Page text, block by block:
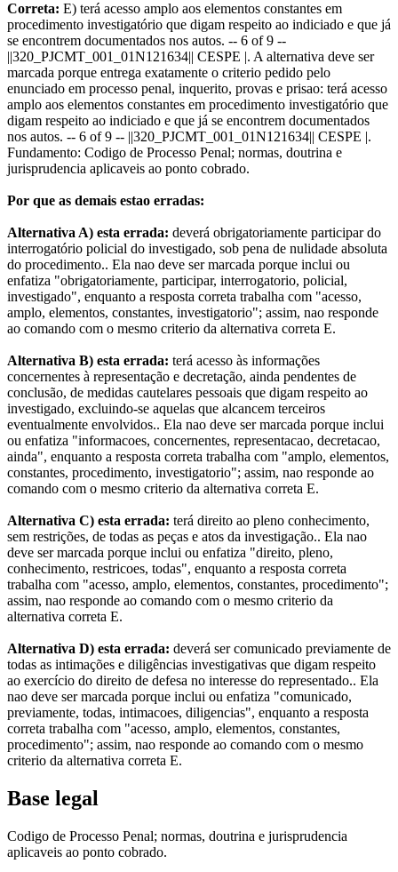
Correta: E) terá acesso amplo aos elementos constantes em
procedimento investigatório que digam respeito ao indiciado e que já
se encontrem documentados nos autos. -- 6 of 9 --
||320_PJCMT_001_01N121634|| CESPE |. A alternativa deve ser
marcada porque entrega exatamente o criterio pedido pelo
enunciado em processo penal, inquerito, provas e prisao: terá acesso
amplo aos elementos constantes em procedimento investigatório que
digam respeito ao indiciado e que já se encontrem documentados
nos autos. -- 6 of 9 -- ||320_PJCMT_001_01N121634|| CESPE |.
Fundamento: Codigo de Processo Penal; normas, doutrina e
jurisprudencia aplicaveis ao ponto cobrado.
Por que as demais estao erradas:
Alternativa A) esta errada: deverá obrigatoriamente participar do
interrogatório policial do investigado, sob pena de nulidade absoluta
do procedimento.. Ela nao deve ser marcada porque inclui ou
enfatiza "obrigatoriamente, participar, interrogatorio, policial,
investigado", enquanto a resposta correta trabalha com "acesso,
amplo, elementos, constantes, investigatorio"; assim, nao responde
ao comando com o mesmo criterio da alternativa correta E.
Alternativa B) esta errada: terá acesso às informações
concernentes à representação e decretação, ainda pendentes de
conclusão, de medidas cautelares pessoais que digam respeito ao
investigado, excluindo-se aquelas que alcancem terceiros
eventualmente envolvidos.. Ela nao deve ser marcada porque inclui
ou enfatiza "informacoes, concernentes, representacao, decretacao,
ainda", enquanto a resposta correta trabalha com "amplo, elementos,
constantes, procedimento, investigatorio"; assim, nao responde ao
comando com o mesmo criterio da alternativa correta E.
Alternativa C) esta errada: terá direito ao pleno conhecimento,
sem restrições, de todas as peças e atos da investigação.. Ela nao
deve ser marcada porque inclui ou enfatiza "direito, pleno,
conhecimento, restricoes, todas", enquanto a resposta correta
trabalha com "acesso, amplo, elementos, constantes, procedimento";
assim, nao responde ao comando com o mesmo criterio da
alternativa correta E.
Alternativa D) esta errada: deverá ser comunicado previamente de
todas as intimações e diligências investigativas que digam respeito
ao exercício do direito de defesa no interesse do representado.. Ela
nao deve ser marcada porque inclui ou enfatiza "comunicado,
previamente, todas, intimacoes, diligencias", enquanto a resposta
correta trabalha com "acesso, amplo, elementos, constantes,
procedimento"; assim, nao responde ao comando com o mesmo
criterio da alternativa correta E.
Base legal
Codigo de Processo Penal; normas, doutrina e jurisprudencia
aplicaveis ao ponto cobrado.